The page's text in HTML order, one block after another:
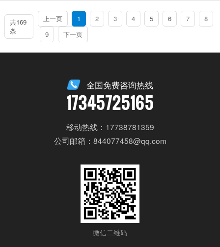
共169
条
上一页 1 2 3 4 5 6 7
8
9
下一页
全国免费咨询热线
17345725165
移动热线：17738781359
公司邮箱：844077458@qq.com
微信二维码